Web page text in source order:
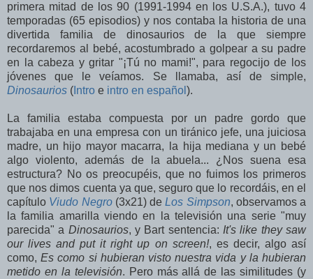
primera mitad de los 90 (1991-1994 en los U.S.A.), tuvo 4
temporadas (65 episodios) y nos contaba la historia de una
divertida familia de dinosaurios de la que siempre
recordaremos al bebé, acostumbrado a golpear a su padre
en la cabeza y gritar "¡Tú no mami!", para regocijo de los
jóvenes que le veíamos. Se llamaba, así de simple,
Dinosaurios ( Intro e intro en español ).
La familia estaba compuesta por un padre gordo que
trabajaba en una empresa con un tiránico jefe, una juiciosa
madre, un hijo mayor macarra, la hija mediana y un bebé
algo violento, además de la abuela... ¿Nos suena esa
estructura? No os preocupéis, que no fuimos los primeros
que nos dimos cuenta ya que, seguro que lo recordáis, en el
capítulo Viudo Negro(3x21) deLos Simpson, observamos a
la familia amarilla viendo en la televisión una serie "muy
parecida" a Dinosaurios, y Bart sentencia: It's like they saw
our lives and put it right up on screen!, es decir, algo así
como,Es como si hubieran visto nuestra vida y la hubieran
metido en la televisión. Pero más allá de las similitudes (y